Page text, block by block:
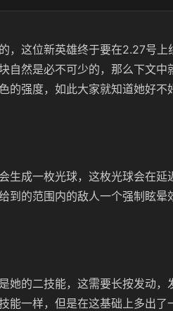
，这位新英雄终于要在2.27号上
自然是必不可少的，那么下文中
的强度，如此大家就知道她好不
生成一枚光球，这枚光球会在延
到的范围内的敌人一个强制眩晕
她的二技能，这需要长按发动，
能一样，但是在这基础上多出了